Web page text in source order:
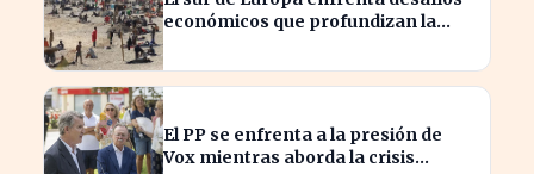
económicos que profundizan la
El PP se enfrenta a la presión de
Vox mientras aborda la crisis